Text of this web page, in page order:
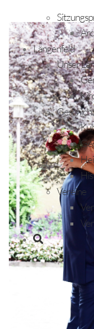
Längenfeld
Unser
Vereine